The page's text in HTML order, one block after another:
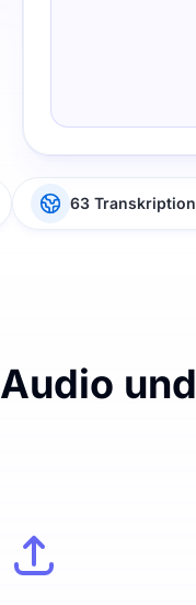
63
Audio